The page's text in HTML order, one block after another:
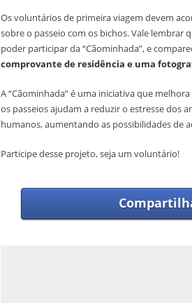
Os voluntários de primeira viagem devem
sobre o passeio com os bichos. Vale lembrar
poder participar da “Cãominhada”, e
comprovante de residência e uma
A “Cãominhada” é uma iniciativa que
os passeios ajudam a reduzir o estresse dos
humanos, aumentando as possibilidades de
Participe desse projeto, seja um voluntário!